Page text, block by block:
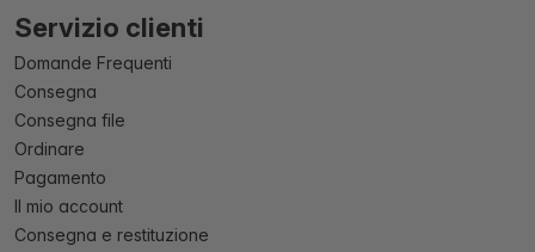
Servizio clienti
Domande Frequenti
Consegna
Consegna file
Ordinare
Pagamento
Il mio account
Consegna e restituzione